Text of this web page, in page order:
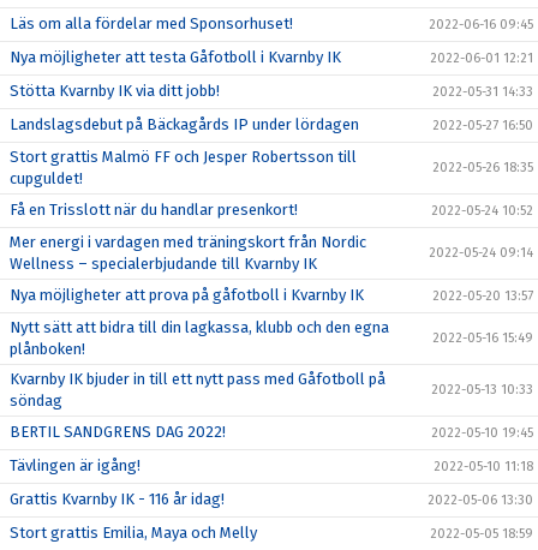
Läs om alla fördelar med Sponsorhuset! 2022-06-16 09:45
Nya möjligheter att testa Gåfotboll i Kvarnby IK 2022-06-01 12:21
Stötta Kvarnby IK via ditt jobb! 2022-05-31 14:33
Landslagsdebut på Bäckagårds IP under lördagen 2022-05-27 16:50
Stort grattis Malmö FF och Jesper Robertsson till
cupguldet!
2022-05-26 18:35
Få en Trisslott när du handlar presenkort! 2022-05-24 10:52
Mer energi i vardagen med träningskort från Nordic
Wellness – specialerbjudande till Kvarnby IK
2022-05-24 09:14
Nya möjligheter att prova på gåfotboll i Kvarnby IK 2022-05-20 13:57
Nytt sätt att bidra till din lagkassa, klubb och den egna
plånboken!
2022-05-16 15:49
Kvarnby IK bjuder in till ett nytt pass med Gåfotboll på
söndag
2022-05-13 10:33
BERTIL SANDGRENS DAG 2022! 2022-05-10 19:45
Tävlingen är igång! 2022-05-10 11:18
Grattis Kvarnby IK - 116 år idag! 2022-05-06 13:30
Stort grattis Emilia, Maya och Melly 2022-05-05 18:59